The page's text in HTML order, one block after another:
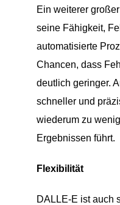
Ein weiterer
seine Fähigkeit,
automatisierte
Chancen, dass
deutlich geringer.
schneller und
wiederum zu
Ergebnissen führt.
Flexibilität
DALLE-E ist auch